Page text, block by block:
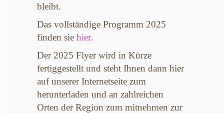
bleibt.
Das vollständige Programm 2025
finden sie hier.
Der 2025 Flyer wird in Kürze
fertiggestellt und steht Ihnen dann hier
auf unserer Internetseite zum
herunterladen und an zahlreichen
Orten der Region zum mitnehmen zur